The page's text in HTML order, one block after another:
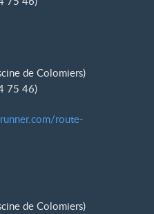
de Colomiers)
75 46)
route-
de Colomiers)